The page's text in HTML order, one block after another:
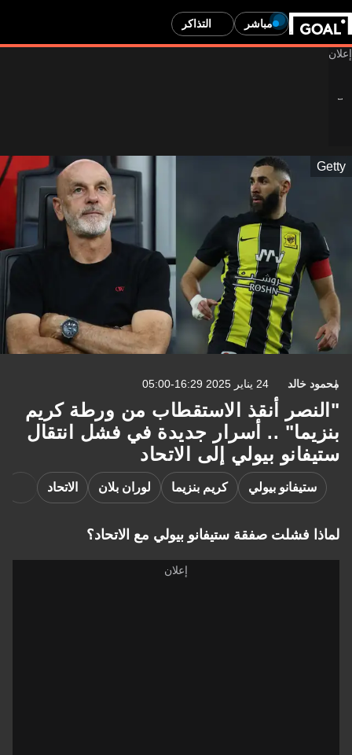
مباشر التذاكر
خالد 24 يناير 2025 16:29-05:00
أنقذ الاستقطاب من ورطة كريم
.. أسرار جديدة في فشل انتقال
بيولي إلى الاتحاد
بيولي كريم بنزيما لوران بلان الاتحاد
فشلت صفقة ستيفانو بيولي مع الاتحاد؟